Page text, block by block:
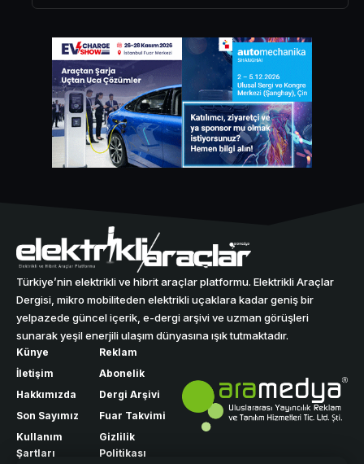
Türkiye’nin elektrikli ve hibrit araçlar platformu. Elektrikli Araçlar
Dergisi, mikro mobiliteden elektrikli uçaklara kadar geniş bir
yelpazede güncel içerik, e-dergi arşivi ve uzman görüşleri
sunarak yeşil enerjili ulaşım dünyasına ışık tutmaktadır.
Künye
İletişim
Hakkımızda
Son Sayımız
Kullanım
Şartları
Reklam
Abonelik
Dergi Arşivi
Fuar Takvimi
Gizlilik
Politikası